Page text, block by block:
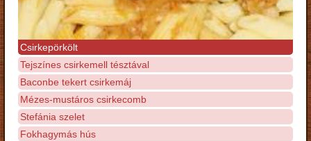
Csirkepörkölt
Tejszínes csirkemell tésztával
Baconbe tekert csirkemáj
Mézes-mustáros csirkecomb
Stefánia szelet
Fokhagymás hús